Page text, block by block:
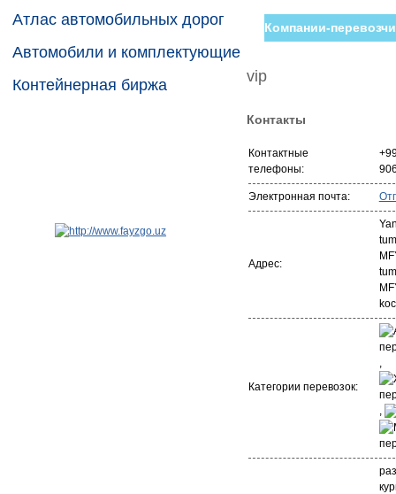
Атлас автомобильных дорог
Автомобили и комплектующие
Контейнерная биржа
Компании-
vip
Контакты
Контактные
телефоны:
Электронная почта:
Адрес:
Категории перевозок:
,
,